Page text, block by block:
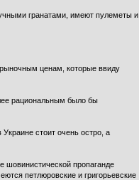
гранатами, имеют пулеметы и
рыночным ценам, которые ввиду
рациональным было бы
стоит очень остро, а
шовинистической пропаганде
петлюровские и григорьевские